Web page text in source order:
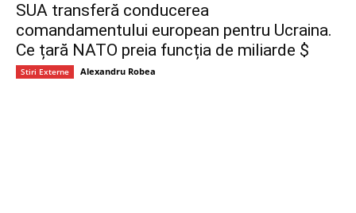
SUA transferă conducerea
comandamentului european pentru Ucraina.
Ce țară NATO preia funcția de miliarde $
Stiri Externe Alexandru Robea